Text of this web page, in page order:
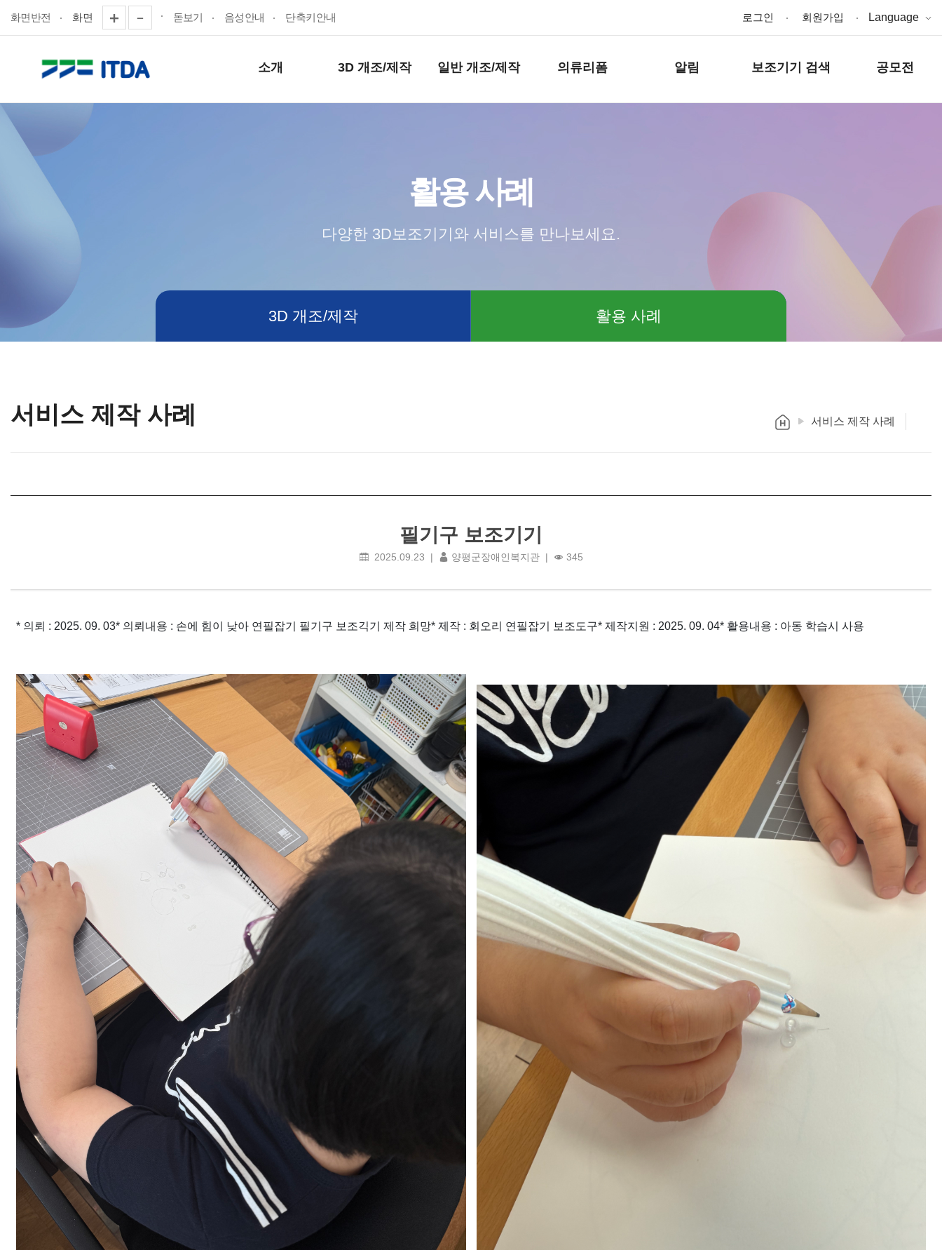
화면반전 화면 돋보기 음성안내 단축키안내 로그인 회원가입 Language
소개 3D 개조/제작 일반 개조/제작 의류리폼 알림 보조기기 검색 공모전
활용 사례
다양한 3D보조기기와 서비스를 만나보세요.
3D 개조/제작 활용 사례
서비스 제작 사례 서비스 제작 사례
필기구 보조기기
2025.09.23 | 양평군장애인복지관 | 345
* 의뢰 : 2025. 09. 03* 의뢰내용 : 손에 힘이 낮아 연필잡기 필기구 보조긱기 제작 희망* 제작 : 회오리 연필잡기 보조도구* 제작지원 : 2025. 09. 04* 활용내용 : 아동 학습시 사용